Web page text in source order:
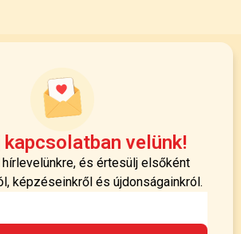
velünk!
és értesülj elsőként
képzéseinkről és újdonságainkról.